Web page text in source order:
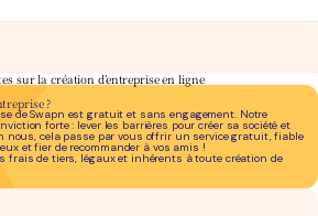
sur la création d’entreprise en ligne
?
de Swapn est gratuit et sans engagement. Notre
forte : lever les barrières pour créer sa société et
nous, cela passe par vous offrir un service gratuit, fiable
et fier de recommander à vos amis !
frais de tiers, légaux et inhérents à toute création de
inclus dans notre service de création. Chez Swapn,